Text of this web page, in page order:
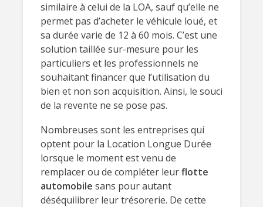
similaire à celui de la LOA, sauf qu’elle ne
permet pas d’acheter le véhicule loué, et
sa durée varie de 12 à 60 mois. C’est une
solution taillée sur-mesure pour les
particuliers et les professionnels ne
souhaitant financer que l’utilisation du
bien et non son acquisition. Ainsi, le souci
de la revente ne se pose pas.
Nombreuses sont les entreprises qui
optent pour la Location Longue Durée
lorsque le moment est venu de
remplacer ou de compléter leurflotte
automobile sans pour autant
déséquilibrer leur trésorerie. De cette